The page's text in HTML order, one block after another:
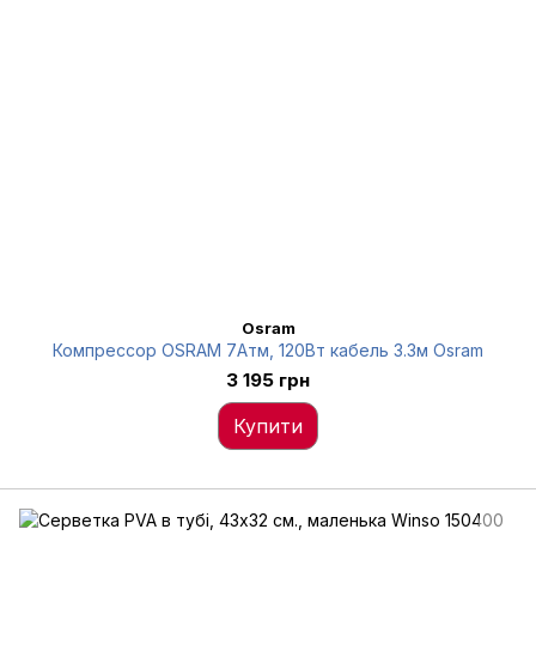
Osram
Компрессор OSRAM 7Атм, 120Вт кабель 3.3м Osram
3 195 грн
Купити